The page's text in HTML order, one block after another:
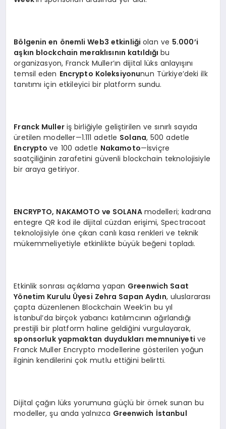
Bölgenin en önemli Web3 etkinliğiolan ve 5.000’i
aşkın blockchain meraklısının katıldığıbu
organizasyon, Franck Muller’ın dijital lüks anlayışını
temsil eden Encrypto Koleksiyonunun Türkiye’deki ilk
tanıtımı için etkileyici bir platform sundu.
Franck Muller iş birliğiyle geliştirilen ve sınırlı sayıda
üretilen modeller—1.111 adetle Solana, 500 adetle
Encryptove 100 adetle Nakamoto—İsviçre
saatçiliğinin zarafetini güvenli blockchain teknolojisiyle
bir araya getiriyor.
ENCRYPTO, NAKAMOTO ve SOLANA modelleri; kadrana
entegre QR kod ile dijital cüzdan erişimi, Spectracoat
teknolojisiyle öne çıkan canlı kasa renkleri ve teknik
mükemmeliyetiyle etkinlikte büyük beğeni topladı.
Etkinlik sonrası açıklama yapan Greenwich Saat
Yönetim Kurulu Üyesi Zehra Sapan Aydın, uluslararası
çapta düzenlenen Blockchain Week’in bu yıl
İstanbul’da birçok yabancı katılımcının ağırlandığı
prestijli bir platform haline geldiğini vurgulayarak,
sponsorluk yapmaktan duydukları memnuniyeti ve
Franck Muller Encrypto modellerine gösterilen yoğun
ilginin kendilerini çok mutlu ettiğini belirtti.
Dijital çağın lüks yorumuna güçlü bir örnek sunan bu
modeller, şu anda yalnızca Greenwich İstanbul